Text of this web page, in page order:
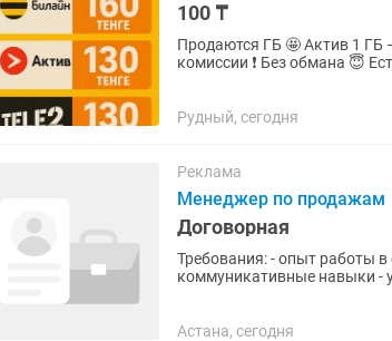
100 ₸
Продаются ГБ 🤩 Актив 1 ГБ — 130 тг ✅ Beeline 1 ГБ — 160 тг ✅ Tele2 1 ГБ — 130 тг ✅ Без
комиссии ❗ Без
Рудный, сегодня
Реклама
Менеджер по продажам
Договорная
Требования: - опыт работы в
коммуникативные навыки -
Астана, сегодня